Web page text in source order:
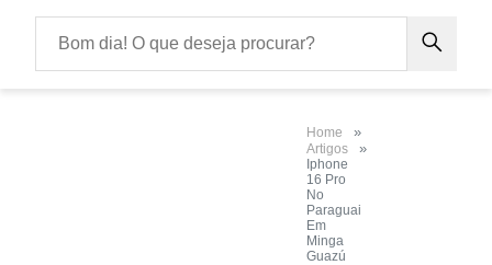
Home
Artigos
Iphone
16 Pro
No
Paraguai
Em
Minga
Guazú